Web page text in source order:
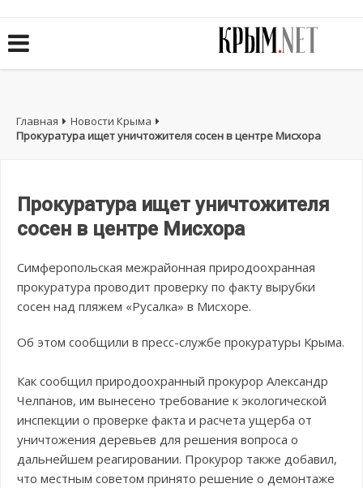
Главная
Новости Крыма
Прокуратура ищет уничтожителя сосен в центре Мисхора
Прокуратура ищет уничтожителя
сосен в центре Мисхора
Симферопольская межрайонная природоохранная
прокуратура проводит проверку по факту вырубки
сосен над пляжем «Русалка» в Мисхоре.
Об этом сообщили в пресс-службе прокуратуры Крыма.
Как сообщил природоохранный прокурор Александр
Челпанов, им вынесено требование к экологической
инспекции о проверке факта и расчета ущерба от
уничтожения деревьев для решения вопроса о
дальнейшем реагировании. Прокурор также добавил,
что местным советом принято решение о демонтаже